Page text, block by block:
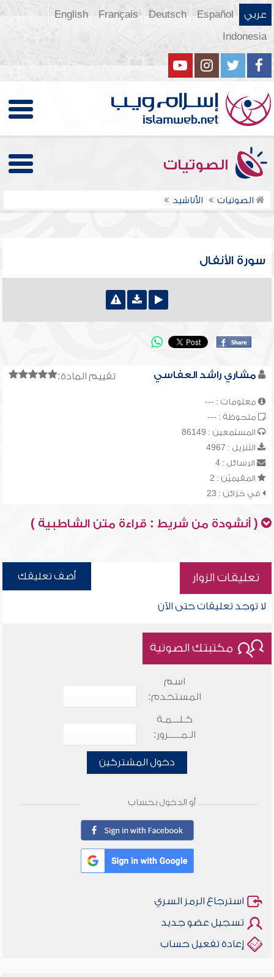
عربي Español
Deutsch
Français
English
Indonesia
الصوتيات
الصوتيات الأناشيد
سورة الأنفال
تقييم المادة: مشاري راشد العفاسي
معلومات : ---
ملحوظة : ---
المستمعين : 86149
التنزيل : 4967
الرسائل : 4
المقيميّن : 2
في خزائن : 23
( أنشودة من شريط : قراءة متن الشاطبية )
تعليقات الزوار أضف تعليقك
لا توجد تعليقات حتى الآن
مكتبتك الصوتية
اسم
المستخدم:
كـلـــمـة
الـمـــــرور:
دخول المشتركين
أو الدخول بحساب
استرجاع الرمز السري
تسجيل عضو جديد
إعادة تفعيل حساب